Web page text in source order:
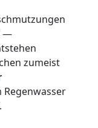
—
zumeist
Regenwasser